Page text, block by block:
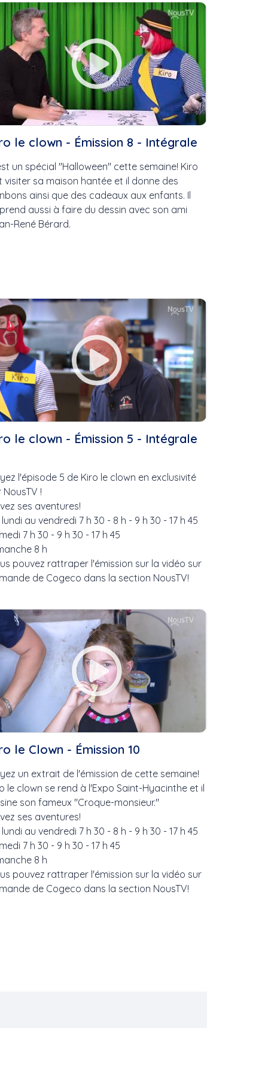
-
le clown - Émission 8 - Intégrale
un spécial ''Halloween'' cette semaine! Kiro
visiter sa maison hantée et il donne des
ainsi que des cadeaux aux enfants. Il
aussi à faire du dessin avec son ami
René Bérard.
le clown - Émission 5 - Intégrale
l'épisode 5 de Kiro le clown en exclusivité
NousTV !
ses aventures!
lundi au vendredi 7 h 30 - 8 h - 9 h 30 - 17 h 45
7 h 30 - 9 h 30 - 17 h 45
8 h
pouvez rattraper l'émission sur la vidéo sur
de Cogeco dans la section NousTV!
le Clown - Émission 10
un extrait de l'émission de cette semaine!
le clown se rend à l'Expo Saint-Hyacinthe et il
son fameux ''Croque-monsieur.''
ses aventures!
lundi au vendredi 7 h 30 - 8 h - 9 h 30 - 17 h 45
7 h 30 - 9 h 30 - 17 h 45
8 h
pouvez rattraper l'émission sur la vidéo sur
de Cogeco dans la section NousTV!